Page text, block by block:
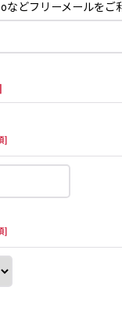
などフリーメールをご
]
]